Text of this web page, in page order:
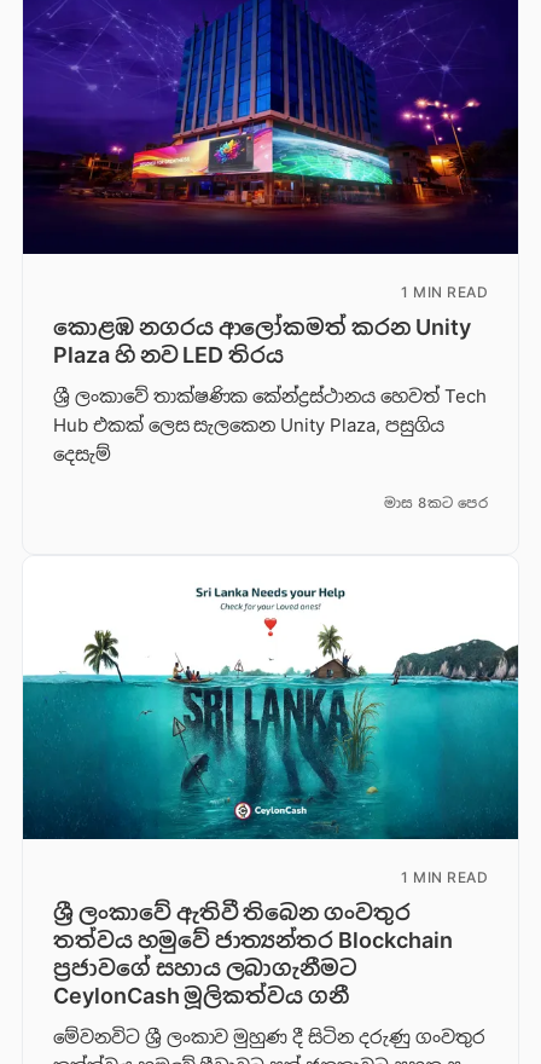
1 MIN READ
කොළඹ නගරය ආලෝකමත් කරන Unity
Plaza හි නව LED තිරය
ශ්‍රී ලංකාවේ තාක්ෂණික කේන්ද්‍රස්ථානය හෙවත් Tech
Hub එකක් ලෙස සැලකෙන Unity Plaza, පසුගිය
දෙසැම්
මාස 8කට පෙර
1 MIN READ
ශ්‍රී ලංකාවේ ඇතිවී තිබෙන ගංවතුර
තත්වය හමුවේ ජාත්‍යන්තර Blockchain
ප්‍රජාවගේ සහාය ලබාගැනීමට
CeylonCash මූලිකත්වය ග​නී
මේවනවිට ශ්‍රී ලංකාව මුහුණ දී සිටින දරුණු ගංවතුර